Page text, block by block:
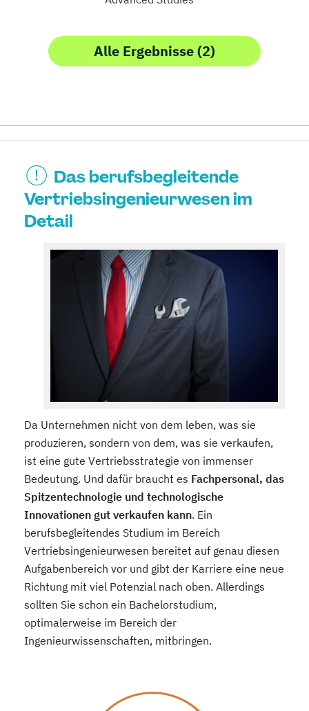
Alle Ergebnisse (2)
Das berufsbegleitende
Vertriebsingenieurwesen im
Detail
Da Unternehmen nicht von dem leben, was sie
produzieren, sondern von dem, was sie verkaufen,
ist eine gute Vertriebsstrategie von immenser
Bedeutung. Und dafür braucht es Fachpersonal, das
Spitzentechnologie und technologische
Innovationen gut verkaufen kann. Ein
berufsbegleitendes Studium im Bereich
Vertriebsingenieurwesen bereitet auf genau diesen
Aufgabenbereich vor und gibt der Karriere eine neue
Richtung mit viel Potenzial nach oben. Allerdings
sollten Sie schon ein Bachelorstudium,
optimalerweise im Bereich der
Ingenieurwissenschaften, mitbringen.